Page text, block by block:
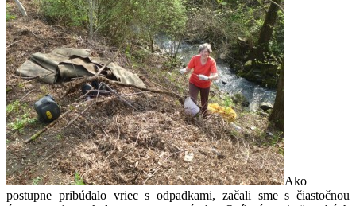
Ako
postupne pribúdalo vriec s odpadkami, začali sme s čiastočnou